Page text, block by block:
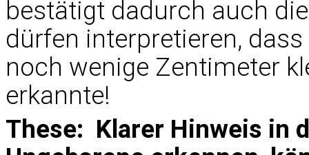
bestätigt dadurch auch
dürfen interpretieren,
noch wenige Zentimeter
erkannte!
These: Klarer Hinweis in